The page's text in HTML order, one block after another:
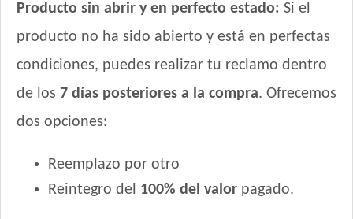
Producto sin abrir y en perfecto estado: Si el
producto no ha sido abierto y está en perfectas
condiciones, puedes realizar tu reclamo dentro
de los 7 días posteriores a la compra. Ofrecemos
dos opciones:
Reemplazo por otro
Reintegro del 100% del valor pagado.